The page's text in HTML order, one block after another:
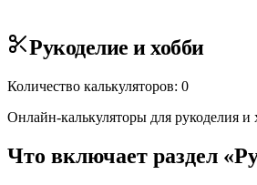
Рукоделие и хобби
Количество калькуляторов: 0
Онлайн-калькуляторы для рукоделия и
Что включает раздел